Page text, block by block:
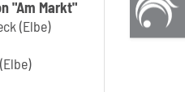
"Am Markt"
(Elbe)